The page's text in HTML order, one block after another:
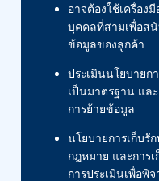
อาจต้องใช้เครื่อง
บุคคลที่สามเพื่อส
ข้อมูลของลูกค้า
ประเมินนโยบายก
เป็นมาตรฐาน แล
การย้ายข้อมูล
นโยบายการเก็บรั
กฎหมาย และการ
การประเมินเพื่อ